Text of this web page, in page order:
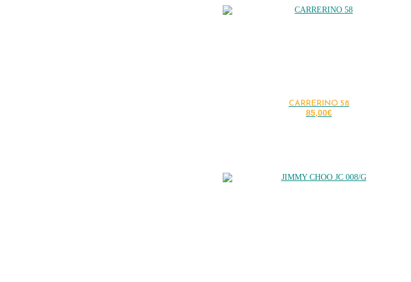
CARRERINO 58
85,00€